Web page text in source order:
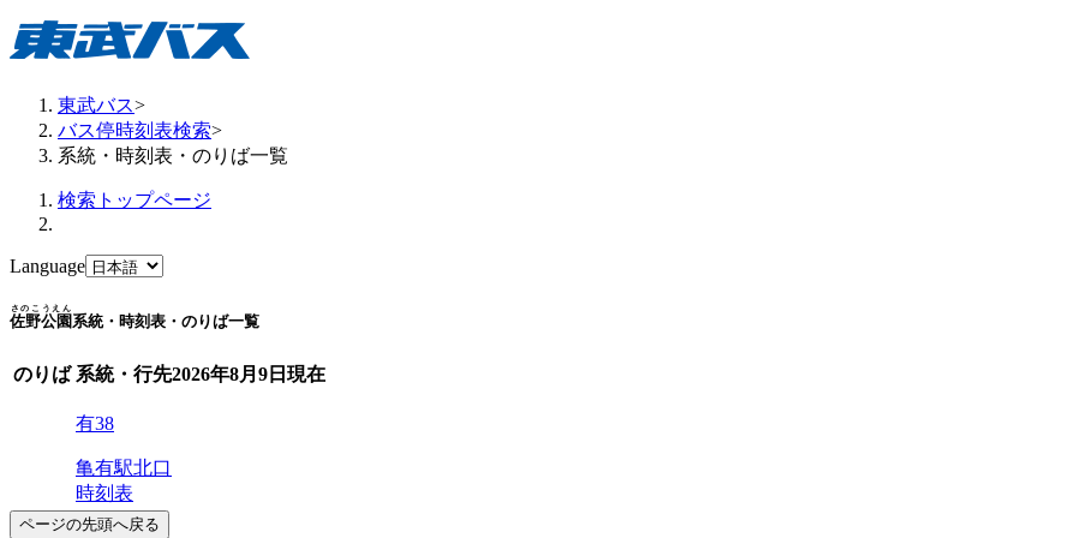
東武バス>
バス停時刻表検索>
系統・時刻表・のりば一覧
検索トップページ
Language
佐野公園
さのこうえん
系統・時刻表・のりば一覧
のりば 系統・行先2026年8月9日 現在
有38
亀有駅北口
時刻表
ページの先頭へ戻る